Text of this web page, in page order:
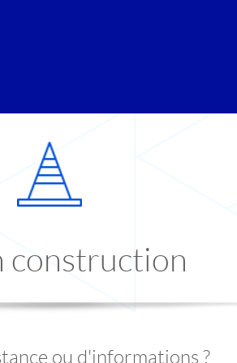
construction
ou d'informations ?